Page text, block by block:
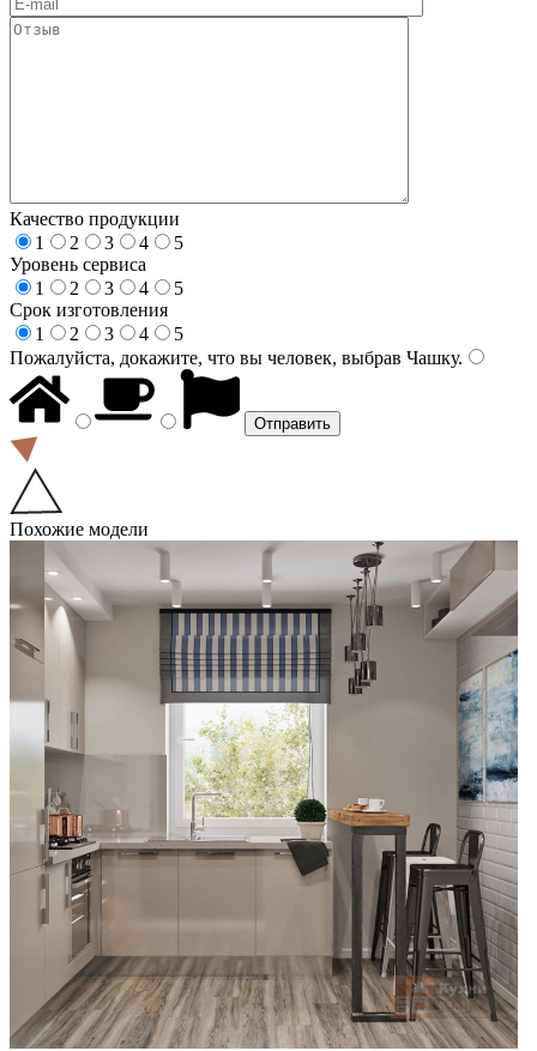
Качество продукции
1
2 3 4
5
Уровень сервиса
1
2 3 4
5
Срок изготовления
1
2 3 4
5
Пожалуйста, докажите, что вы человек, выбрав Чашку.
Похожие модели